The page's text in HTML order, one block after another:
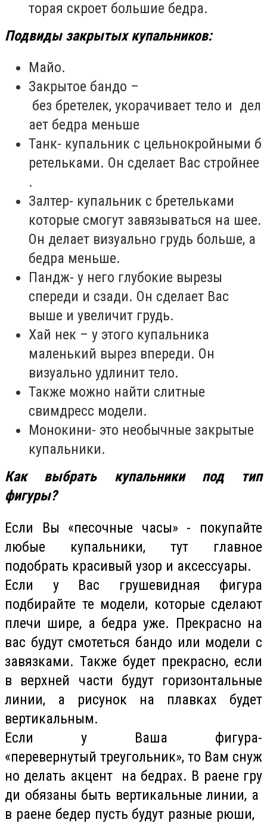
торая скроет большие бедра.
Подвиды закрытых купальников:
Майо.
Закрытое бандо –
без бретелек, укорачивает тело и дел
ает бедра меньше
Танк- купальник с цельнокройными б
ретельками. Он сделает Вас стройнее
.
Залтер- купальник с бретельками
которые смогут завязываться на шее.
Он делает визуально грудь больше, а
бедра меньше.
Пандж- у него глубокие вырезы
спереди и сзади. Он сделает Вас
выше и увеличит грудь.
Хай нек – у этого купальника
маленький вырез впереди. Он
визуально удлинит тело.
Также можно найти слитные
свимдресс модели.
Монокини- это необычные закрытые
купальники.
Как выбрать купальники под тип
фигуры?
Если Вы «песочные часы» - покупайте
любые купальники, тут главное
подобрать красивый узор и аксессуары.
Если у Вас грушевидная фигура
подбирайте те модели, которые сделают
плечи шире, а бедра уже. Прекрасно на
вас будут смотеться бандо или модели с
завязками. Также будет прекрасно, если
в верхней части будут горизонтальные
линии, а рисунок на плавках будет
вертикальным.
Если у Ваша фигура-
«перевернутый треугольник», то Вам снуж
но делать акцент на бедрах. В раене гру
ди обязаны быть вертикальные линии, а
в раене бедер пусть будут разные рюши,